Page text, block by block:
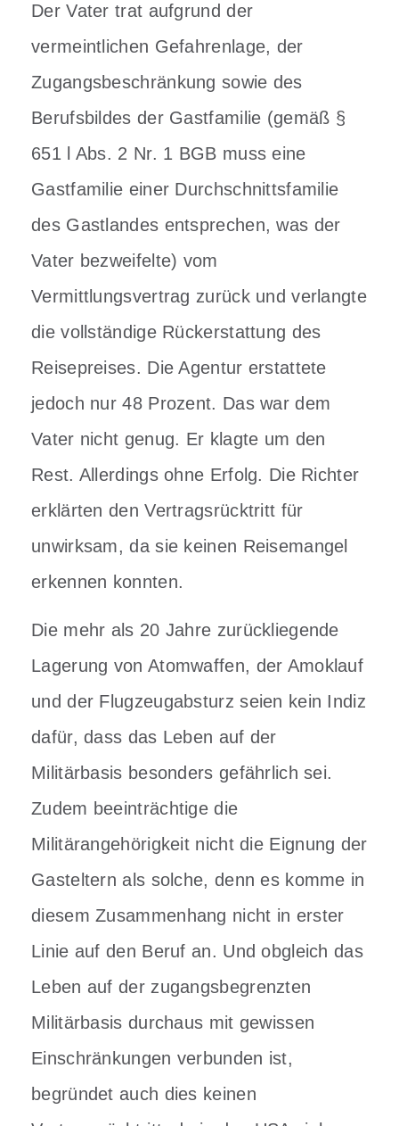
Der Vater trat aufgrund der
vermeintlichen Gefahrenlage, der
Zugangsbeschränkung sowie des
Berufsbildes der Gastfamilie (gemäß §
651 l Abs. 2 Nr. 1 BGB muss eine
Gastfamilie einer Durchschnittsfamilie
des Gastlandes entsprechen, was der
Vater bezweifelte) vom
Vermittlungsvertrag zurück und verlangte
die vollständige Rückerstattung des
Reisepreises. Die Agentur erstattete
jedoch nur 48 Prozent. Das war dem
Vater nicht genug. Er klagte um den
Rest. Allerdings ohne Erfolg. Die Richter
erklärten den Vertragsrücktritt für
unwirksam, da sie keinen Reisemangel
erkennen konnten.
Die mehr als 20 Jahre zurückliegende
Lagerung von Atomwaffen, der Amoklauf
und der Flugzeugabsturz seien kein Indiz
dafür, dass das Leben auf der
Militärbasis besonders gefährlich sei.
Zudem beeinträchtige die
Militärangehörigkeit nicht die Eignung der
Gasteltern als solche, denn es komme in
diesem Zusammenhang nicht in erster
Linie auf den Beruf an. Und obgleich das
Leben auf der zugangsbegrenzten
Militärbasis durchaus mit gewissen
Einschränkungen verbunden ist,
begründet auch dies keinen